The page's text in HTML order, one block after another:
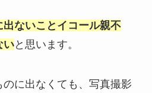
出ないことイコール親不
いと思います。
に出なくても、写真撮影